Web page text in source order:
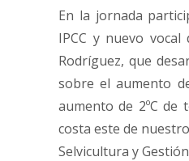
En la jornada
IPCC y nuevo
Rodríguez, que
sobre el aumento
aumento de 2ºC de
costa este de
Selvicultura y